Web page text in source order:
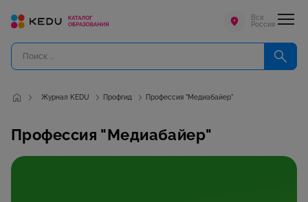
Вся
Россия
Журнал KEDU Профгид Профессия "Медиабайер"
Профессия "Медиабайер"